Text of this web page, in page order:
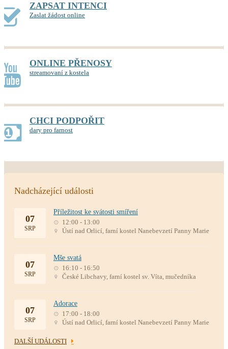
ZAPSAT INTENCI
Zaslat žádost online
ONLINE PŘENOSY
streamovaní z kostela
CHCI PODPOŘIT
dary pro farnost
Nadcházející události
07
SRP
Příležitost ke svátosti smíření
12:00 - 13:00
Ústí nad Orlicí, farní kostel Nanebevzetí Panny Marie
07
SRP
Mše svatá
16:10 - 16:50
České Libchavy, farní kostel sv. Víta, mučedníka
07
SRP
Adorace
17:00 - 18:00
Ústí nad Orlicí, farní kostel Nanebevzetí Panny Marie
DALŠÍ UDÁLOSTI